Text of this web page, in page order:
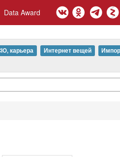
Data Award
карьера Интернет вещей